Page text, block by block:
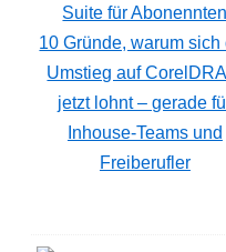
10 Gründe, warum sich
Umstieg auf
jetzt lohnt – gerade
Inhouse-Teams und
Freiberufler